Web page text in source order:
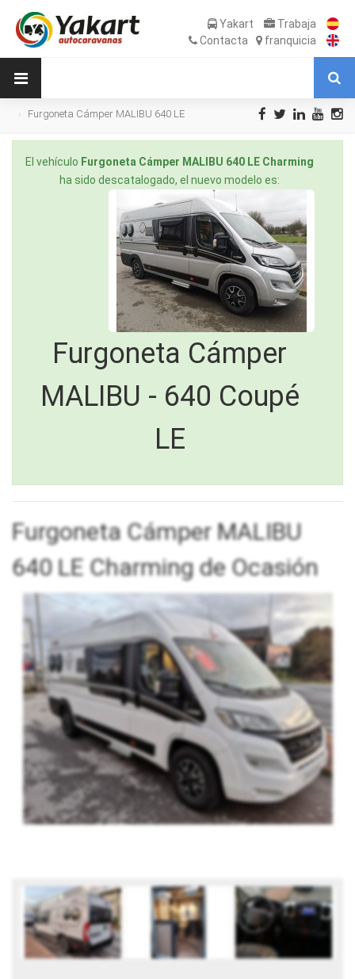
Yakart
Trabaja
Contacta
franquicia
Furgoneta Cámper MALIBU 640 LE
El vehículo Furgoneta Cámper MALIBU 640 LE Charming
ha sido descatalogado, el nuevo modelo es:
Furgoneta Cámper
MALIBU - 640 Coupé
LE
Furgoneta Cámper MALIBU
640 LE Charming de Ocasión